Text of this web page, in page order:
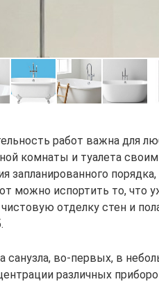
работ важна для
комнаты и туалета
запланированного
можно испортить то, что
отделку стен и
санузла, во-первых, в
различных